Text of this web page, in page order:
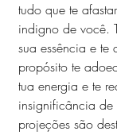
tudo que te
indigno de você.
sua essência e te
propósito te
tua energia e te
insignificância
projeções são